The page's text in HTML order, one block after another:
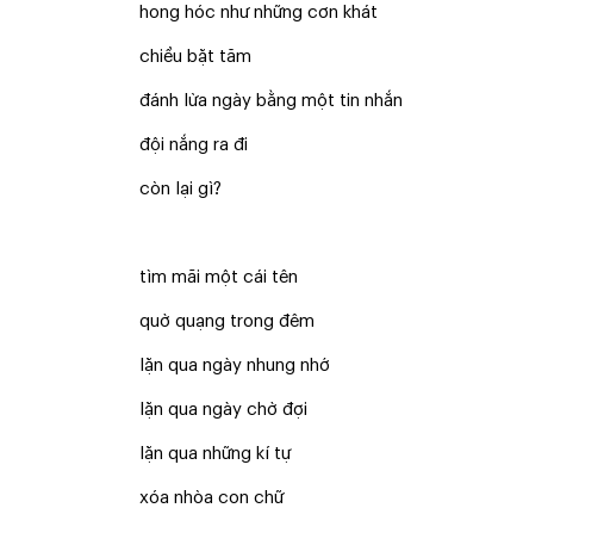
hong hóc như những cơn khát
chiều bặt tăm
đánh lừa ngày bằng một tin nhắn
đội nắng ra đi
còn lại gì?
tìm mãi một cái tên
quờ quạng trong đêm
lặn qua ngày nhung nhớ
lặn qua ngày chờ đợi
lặn qua những kí tự
xóa nhòa con chữ